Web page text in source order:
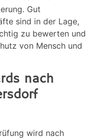
Gut
sind in der Lage,
zu bewerten und
von Mensch und
nach
wird nach